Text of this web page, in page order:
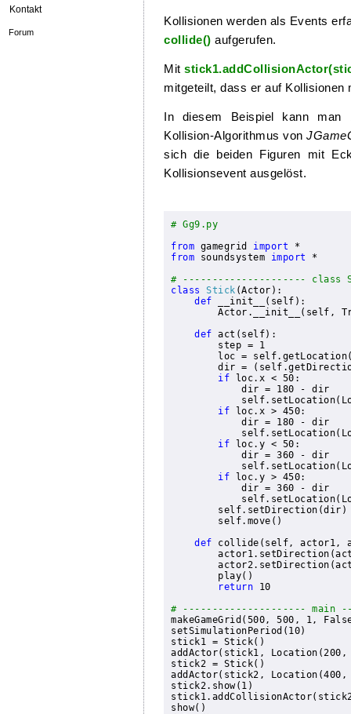
Kontakt
Forum
Kollisionen werden als Events
collide() aufgerufen.
Mit
mitgeteilt, dass er auf Kollisionen
In diesem Beispiel kann man
Kollision-Algorithmus von
sich die beiden Figuren mit
Kollisionsevent ausgelöst.
# Gg9.py
from gamegrid import
from soundsystem import
*
# ---------------------
class
Stick (Actor):
def __init__(self):
Actor.__init__(self,
def act(self):
        step = 1
loc =
dir =
if loc.x < 50:
            dir = 180 - dir
if loc.x > 450:
            dir = 180 - dir
if loc.y < 50:
            dir = 360 - dir
if loc.y > 450:
            dir = 360 - dir
        self.setDirection(dir)
        self.move()
def
collide(self, actor1,
        play()
return 10
# ---------------------
setSimulationPeriod(10)
stick1 = Stick()
addActor(stick1,
stick2 = Stick()
stick2.show(1)
show()